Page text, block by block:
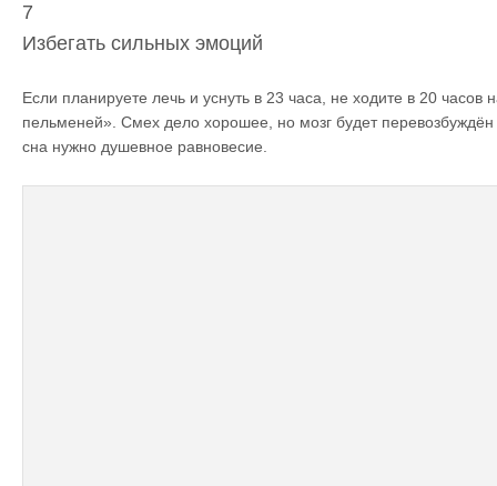
7
Избегать сильных эмоций
Если планируете лечь и уснуть в 23 часа, не ходите в 20 часов
пельменей». Смех дело хорошее, но мозг будет
сна нужно душевное равновесие.